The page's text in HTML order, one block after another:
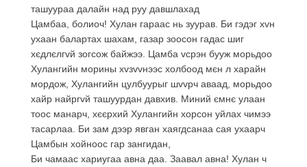
ташуураа далайн над руу давшлахад
Цамбаа, болиоч! Хулан гараас нь зуурав. Би гэдэг хvн
ухаан балартах шахам, газар зоосон гадас шиг
хєдлєлгvй зогсож байжээ. Цамба vсрэн бууж морьдоо
Хулангийн морины хvзvvнээс холбоод мєн л харайн
мордож, Хулангийн цулбуурыг шvvрч аваад, морьдоо
хайр найргvй ташуурдан давхив. Миний ємнє улаан
тоос манарч, хєєрхий Хулангийн хорсон уйлах чимээ
тасарлаа. Би зам дээр явган хаягдсанаа сая ухаарч
Цамбын хойноос гар зангидан,
Би чамаас хариугаа авна даа. Заавал авна! Хулан ч